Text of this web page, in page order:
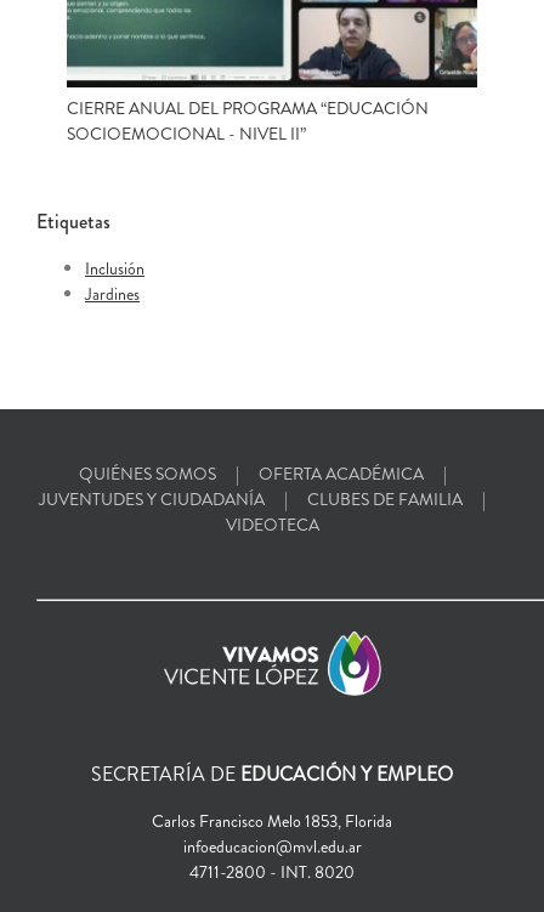
CIERRE ANUAL DEL PROGRAMA “EDUCACIÓN
SOCIOEMOCIONAL - NIVEL II”
Etiquetas
Inclusión
Jardines
QUIÉNES SOMOS
OFERTA ACADÉMICA
JUVENTUDES Y CIUDADANÍA
CLUBES DE FAMILIA
VIDEOTECA
SECRETARÍA DE EDUCACIÓN Y EMPLEO
Carlos Francisco Melo 1853, Florida
infoeducacion@mvl.edu.ar
4711-2800 - INT. 8020